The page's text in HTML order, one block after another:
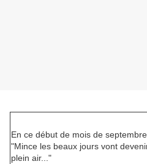
En ce début de mois de
"Mince les beaux jours vont
plein air..."